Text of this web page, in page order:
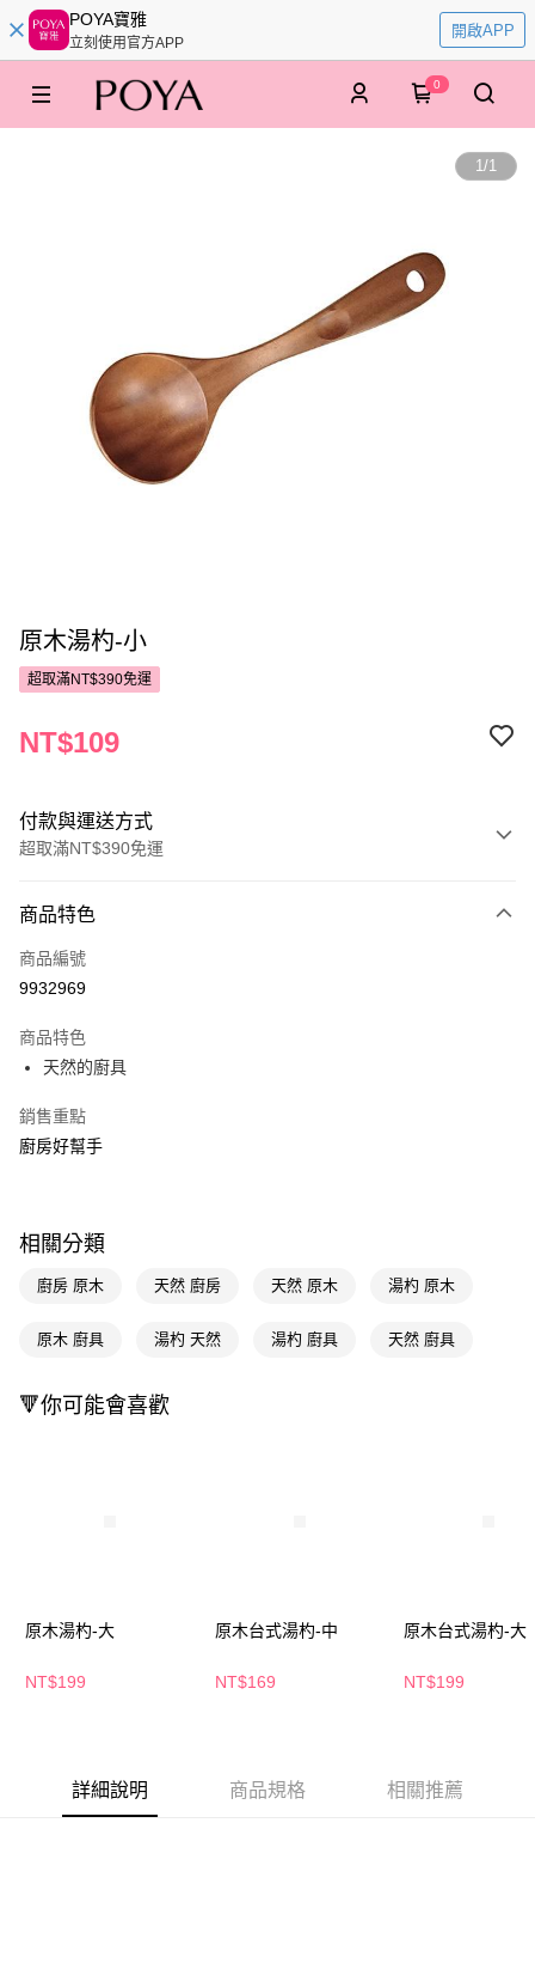
POYA寶雅
立刻使用官方APP
開啟APP
0
1/1
原木湯杓-小
超取滿NT$390免運
NT$109
付款與運送方式
超取滿NT$390免運
POYA支付
信用卡一次付款
LINE Pay
Apple Pay
街口支付
Google Pay
AFTEE先享後付
【關於「AFTEE先享後付」】
１．簡單：不需註冊會員、不需綁卡、不需儲值。
※ 請注意：結帳手續完成當下不需立刻繳費，但若您需要取消訂單，請聯絡
購買商品的店家。未經商家同意取消之訂單仍視為有效，需透過AFTEE先享
※ 交易是否成功請以「AFTEE先享後付 」之結帳頁面顯示為準，若有關於
１．透過由恩沛科技股份有限公司提供之「AFTEE先享後付」服務完成之交
易，需依本服務之必要範圍內提供個人資料，並將交易相關給付款項請求債
運送方式
每筆NT$65，滿NT$490(含以上)免運費
付款後萊爾富取貨
每筆NT$65，滿NT$490(含以上)免運費
商品特色
商品編號
9932969
商品特色
天然的廚具
銷售重點
廚房好幫手
相關分類
廚房 原木 天然 廚房 天然 原木 湯杓 原木
原木 廚具 湯杓 天然 湯杓 廚具 天然 廚具
🔻你可能會喜歡
原木湯杓-大
NT$199
原木台式湯杓-中
NT$169
原木台式湯杓-大
NT$199
詳細說明 商品規格 相關推薦